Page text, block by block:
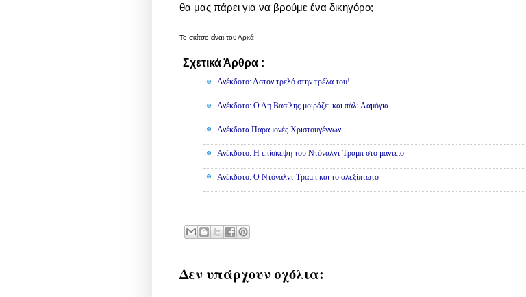
θα μας πάρει για να βρούμε ένα δικηγόρο;
Το σκίτσο είναι του Αρκά
Σχετικά Άρθρα :
Ανέκδοτο: Αστον τρελό στην τρέλα του!
Ανέκδοτο: Ο Αη Βασίλης μοιράζει και πάλι Λαμόγια
Ανέκδοτα Παραμονές Χριστουγέννων
Ανέκδοτο: Η επίσκεψη του Ντόναλντ Τραμπ στο μαντείο
Ανέκδοτο: Ο Ντόναλντ Τραμπ και το αλεξίπτωτο
Δεν υπάρχουν σχόλια: